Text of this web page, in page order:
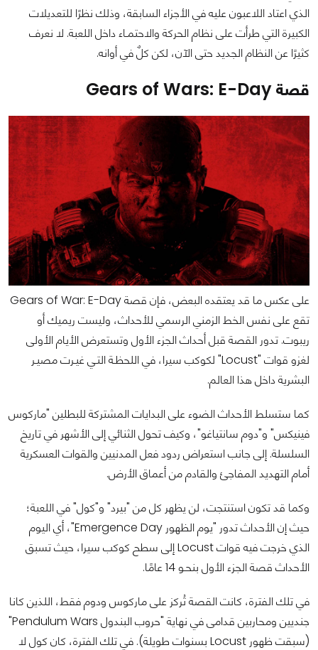
الذي اعتاد اللاعبون عليه في الأجزاء السابقة، وذلك نظرًا للتعديلات
الكبيرة التي طرأت على نظام الحركة والاحتمـاء داخل اللعبة. لا نعرف
كثيرًا عن النظام الجديد حتى الآن، لكن كلٌ في أوانه.
قصة Gears of Wars: E-Day
على عكس ما قد يعتقده البعض، فإن قصة Gears of War: E-Day
تقع على نفس الخط الزمني الرسمي للأحداث، وليست ريميك أو
ريبوت. تدور القصة قبل أحداث الجزء الأول وتستعرض الأيام الأولى
لغزو قوات "Locust" لكوكب سيرا، في اللحظـة التـي غيـرت مصيـر
البشرية داخل هذا العالم.
كما ستسلط الأحداث الضوء على البدايات المشتركة للبطلين "ماركوس
فينيكس" و"دوم سانتياغو"، وكيف تحول الثنائي إلى الأشهر في تاريخ
السلسلة. إلى جانب استعراض ردود فعل المدنيين والقوات العسكرية
أمام التهديد المفاجئ والقادم من أعماق الأرض.
وكما قد تكون استنتجت، لن يظهر كل من "بيرد" و"كول" في اللعبة؛
حيث إن الأحداث تدور "يوم الظهور Emergence Day"، أي اليوم
الذي خرجت فيه قوات Locust إلى سطح كوكب سيرا، حيث تسبق
الأحداث قصة الجزء الأول بنحـو 14 عامًا.
في تلك الفترة، كانت القصة تُركز على ماركوس ودوم فقط، اللذين كانا
جنديين ومحاربين قدامى في نهاية "حروب البندول Pendulum Wars"
(سبقت ظهور Locust بسنوات طويلة). في تلك الفترة، كان كول لا